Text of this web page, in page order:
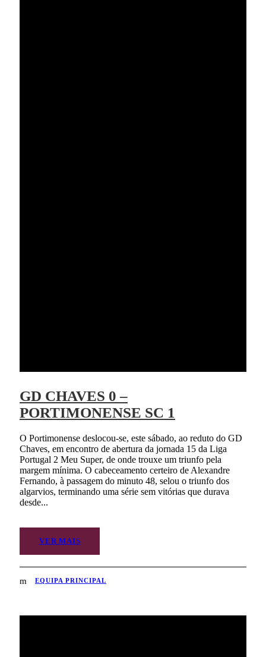
GD CHAVES 0 –
PORTIMONENSE SC 1
O Portimonense deslocou-se, este sábado, ao reduto do GD
Chaves, em encontro de abertura da jornada 15 da Liga
Portugal 2 Meu Super, de onde trouxe um triunfo pela
margem mínima. O cabeceamento certeiro de Alexandre
Fernando, à passagem do minuto 48, selou o triunfo dos
algarvios, terminando uma série sem vitórias que durava
desde...
VER MAIS
EQUIPA PRINCIPAL